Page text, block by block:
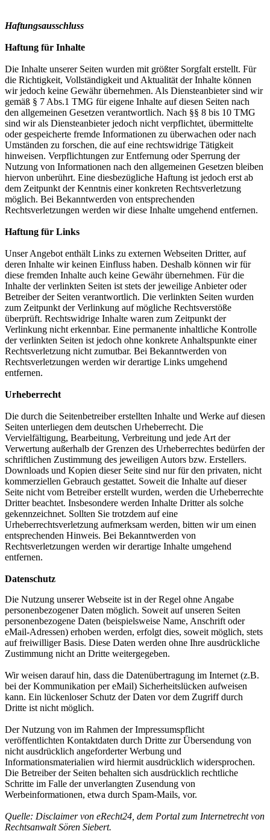
Haftungsausschluss
Haftung für Inhalte
Die Inhalte unserer Seiten wurden mit größter Sorgfalt erstellt. Für
die Richtigkeit, Vollständigkeit und Aktualität der Inhalte können
wir jedoch keine Gewähr übernehmen. Als Diensteanbieter sind wir
gemäß § 7 Abs.1 TMG für eigene Inhalte auf diesen Seiten nach
den allgemeinen Gesetzen verantwortlich. Nach §§ 8 bis 10 TMG
sind wir als Diensteanbieter jedoch nicht verpflichtet, übermittelte
oder gespeicherte fremde Informationen zu überwachen oder nach
Umständen zu forschen, die auf eine rechtswidrige Tätigkeit
hinweisen. Verpflichtungen zur Entfernung oder Sperrung der
Nutzung von Informationen nach den allgemeinen Gesetzen bleiben
hiervon unberührt. Eine diesbezügliche Haftung ist jedoch erst ab
dem Zeitpunkt der Kenntnis einer konkreten Rechtsverletzung
möglich. Bei Bekanntwerden von entsprechenden
Rechtsverletzungen werden wir diese Inhalte umgehend entfernen.
Haftung für Links
Unser Angebot enthält Links zu externen Webseiten Dritter, auf
deren Inhalte wir keinen Einfluss haben. Deshalb können wir für
diese fremden Inhalte auch keine Gewähr übernehmen. Für die
Inhalte der verlinkten Seiten ist stets der jeweilige Anbieter oder
Betreiber der Seiten verantwortlich. Die verlinkten Seiten wurden
zum Zeitpunkt der Verlinkung auf mögliche Rechtsverstöße
überprüft. Rechtswidrige Inhalte waren zum Zeitpunkt der
Verlinkung nicht erkennbar. Eine permanente inhaltliche Kontrolle
der verlinkten Seiten ist jedoch ohne konkrete Anhaltspunkte einer
Rechtsverletzung nicht zumutbar. Bei Bekanntwerden von
Rechtsverletzungen werden wir derartige Links umgehend
entfernen.
Urheberrecht
Die durch die Seitenbetreiber erstellten Inhalte und Werke auf diesen
Seiten unterliegen dem deutschen Urheberrecht. Die
Vervielfältigung, Bearbeitung, Verbreitung und jede Art der
Verwertung außerhalb der Grenzen des Urheberrechtes bedürfen der
schriftlichen Zustimmung des jeweiligen Autors bzw. Erstellers.
Downloads und Kopien dieser Seite sind nur für den privaten, nicht
kommerziellen Gebrauch gestattet. Soweit die Inhalte auf dieser
Seite nicht vom Betreiber erstellt wurden, werden die Urheberrechte
Dritter beachtet. Insbesondere werden Inhalte Dritter als solche
gekennzeichnet. Sollten Sie trotzdem auf eine
Urheberrechtsverletzung aufmerksam werden, bitten wir um einen
entsprechenden Hinweis. Bei Bekanntwerden von
Rechtsverletzungen werden wir derartige Inhalte umgehend
entfernen.
Datenschutz
Die Nutzung unserer Webseite ist in der Regel ohne Angabe
personenbezogener Daten möglich. Soweit auf unseren Seiten
personenbezogene Daten (beispielsweise Name, Anschrift oder
eMail-Adressen) erhoben werden, erfolgt dies, soweit möglich, stets
auf freiwilliger Basis. Diese Daten werden ohne Ihre ausdrückliche
Zustimmung nicht an Dritte weitergegeben.
Wir weisen darauf hin, dass die Datenübertragung im Internet (z.B.
bei der Kommunikation per eMail) Sicherheitslücken aufweisen
kann. Ein lückenloser Schutz der Daten vor dem Zugriff durch
Dritte ist nicht möglich.
Der Nutzung von im Rahmen der Impressumspflicht
veröffentlichten Kontaktdaten durch Dritte zur Übersendung von
nicht ausdrücklich angeforderter Werbung und
Informationsmaterialien wird hiermit ausdrücklich widersprochen.
Die Betreiber der Seiten behalten sich ausdrücklich rechtliche
Schritte im Falle der unverlangten Zusendung von
Werbeinformationen, etwa durch Spam-Mails, vor.
Quelle: Disclaimer von eRecht24, dem Portal zum Internetrecht von
Rechtsanwalt Sören Siebert.